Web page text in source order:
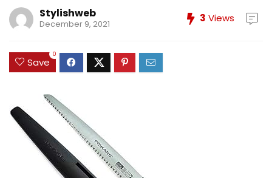
Stylishweb
December 9, 2021 3 Views
Save
0